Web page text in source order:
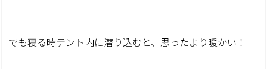
でも寝る時テント内に潜り込むと、思ったより暖かい！